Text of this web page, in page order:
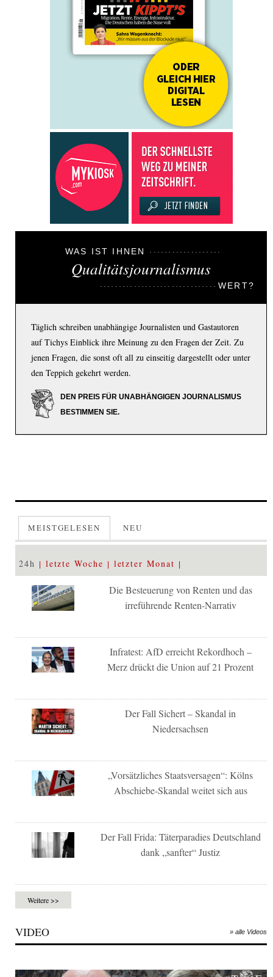
WAS IST IHNEN
Qualitätsjournalismus
WERT?
Täglich schreiben unabhängige Journalisten und Gastautoren
auf Tichys Einblick ihre Meinung zu den Fragen der Zeit. Zu
jenen Fragen, die sonst oft all zu einseitig dargestellt oder unter
den Teppich gekehrt werden.
DEN PREIS FÜR UNABHÄNGIGEN JOURNALISMUS
BESTIMMEN SIE.
MEISTGELESEN NEU
24h letzte Woche letzter Monat
Die Besteuerung von Renten und das
irreführende Renten-Narrativ
Infratest: AfD erreicht Rekordhoch –
Merz drückt die Union auf 21 Prozent
Der Fall Sichert – Skandal in
Niedersachsen
„Vorsätzliches Staatsversagen“: Kölns
Abschiebe-Skandal weitet sich aus
Der Fall Frida: Täterparadies Deutschland
dank „sanfter“ Justiz
Weitere >>
VIDEO » alle Videos